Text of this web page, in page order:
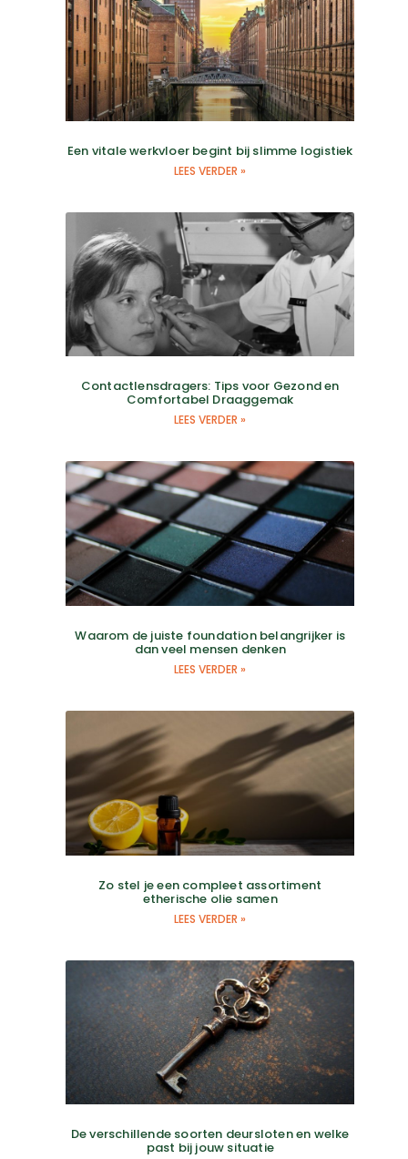
Een vitale werkvloer begint bij slimme logistiek
LEES VERDER »
Contactlensdragers: Tips voor Gezond en
Comfortabel Draaggemak
LEES VERDER »
Waarom de juiste foundation belangrijker is
dan veel mensen denken
LEES VERDER »
Zo stel je een compleet assortiment
etherische olie samen
LEES VERDER »
De verschillende soorten deursloten en welke
past bij jouw situatie